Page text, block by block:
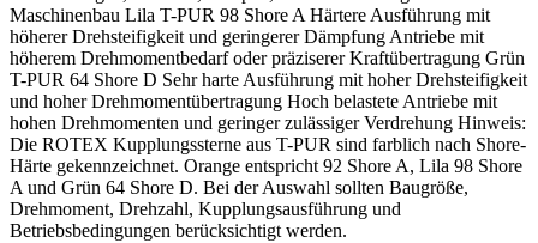
Maschinenbau Lila T-PUR 98 Shore A Härtere Ausführung mit
höherer Drehsteifigkeit und geringerer Dämpfung Antriebe mit
höherem Drehmomentbedarf oder präziserer Kraftübertragung Grün
T-PUR 64 Shore D Sehr harte Ausführung mit hoher Drehsteifigkeit
und hoher Drehmomentübertragung Hoch belastete Antriebe mit
hohen Drehmomenten und geringer zulässiger Verdrehung Hinweis:
Die ROTEX Kupplungssterne aus T-PUR sind farblich nach Shore-
Härte gekennzeichnet. Orange entspricht 92 Shore A, Lila 98 Shore
A und Grün 64 Shore D. Bei der Auswahl sollten Baugröße,
Drehmoment, Drehzahl, Kupplungsausführung und
Betriebsbedingungen berücksichtigt werden.